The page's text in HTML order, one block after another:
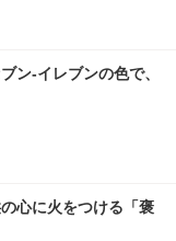
ン‐イレブンの色で、
心に火をつける「褒